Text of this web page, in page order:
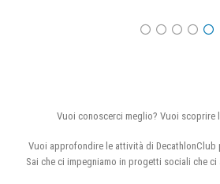
Vuoi conoscerci meglio? Vuoi scoprire
Vuoi approfondire le attività di DecathlonClub
Sai che ci impegniamo in progetti sociali che